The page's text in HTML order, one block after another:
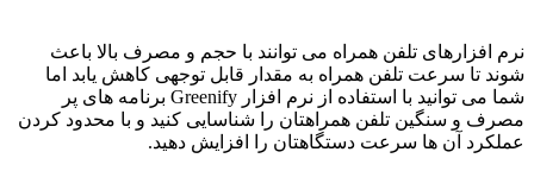
نرم افزارهای تلفن همراه می توانند با حجم و مصرف بالا باعث
شوند تا سرعت تلفن همراه به مقدار قابل توجهی کاهش یابد اما
شما می توانید با استفاده از نرم افزار Greenify برنامه های پر
مصرف و سنگین تلفن همراهتان را شناسایی کنید و با محدود کردن
عملکرد آن ها سرعت دستگاهتان را افزایش دهید.